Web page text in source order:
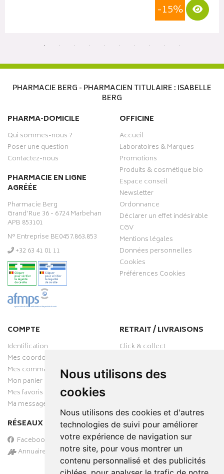
Nous utilisons des
cookies
Nous utilisons des cookies et d'autres
technologies de suivi pour améliorer
votre expérience de navigation sur
notre site, pour vous montrer un
contenu personnalisé et des publicités
-15%
PHARMACIE BERG - PHARMACIEN TITULAIRE : ISABELLE
BERG
PHARMA-DOMICILE
Qui sommes-nous ?
Poser une question
Contactez-nous
PHARMACIE EN LIGNE
AGRÉÉE
Pharmacie Berg
Grand’Rue 36 - 6724 Marbehan
APB 853101
N° Entreprise BE0457.863.853
‭+32 63 41 01 11‬
OFFICINE
Accueil
Laboratoires & Marques
Promotions
Produits & cosmétique bio
Espace conseil
Newsletter
Ordonnance
Déclarer un effet indésirable
CGV
Mentions légales
Données personnelles
Cookies
Préférences Cookies
COMPTE
Identification
Mes coordonnées
Mes commandes
Mon panier
Mes favoris
Ma messagerie
RÉSEAUX SOCIAUX
Facebook
Annuaire des pharmacies
RETRAIT / LIVRAISONS
Click & collect
PAIEMENT SÉCURISÉ